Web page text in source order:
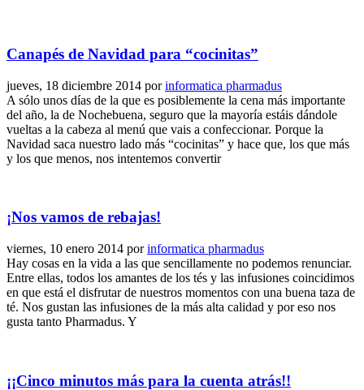
Canapés de Navidad para “cocinitas”
jueves, 18 diciembre 2014 porinformatica pharmadus
A sólo unos días de la que es posiblemente la cena más importante
del año, la de Nochebuena, seguro que la mayoría estáis dándole
vueltas a la cabeza al menú que vais a confeccionar. Porque la
Navidad saca nuestro lado más “cocinitas” y hace que, los que más
y los que menos, nos intentemos convertir
¡Nos vamos de rebajas!
viernes, 10 enero 2014 porinformatica pharmadus
Hay cosas en la vida a las que sencillamente no podemos renunciar.
Entre ellas, todos los amantes de los tés y las infusiones coincidimos
en que está el disfrutar de nuestros momentos con una buena taza de
té. Nos gustan las infusiones de la más alta calidad y por eso nos
gusta tanto Pharmadus. Y
¡¡Cinco minutos más para la cuenta atrás!!